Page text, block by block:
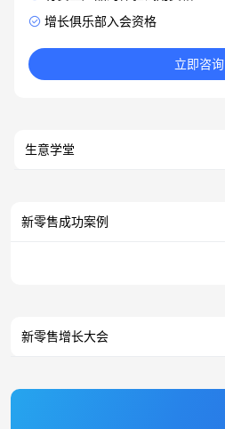
增长俱乐部入会资格
立即咨询
生意学堂
新零售成功案例
新零售增长大会